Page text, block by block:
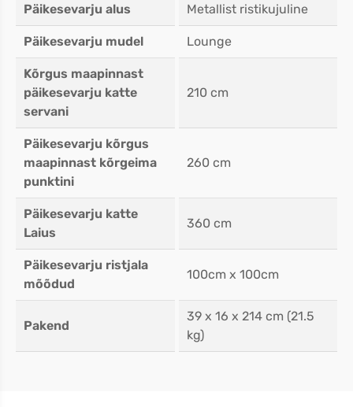
Päikesevarju alus Metallist ristikujuline
Päikesevarju mudel Lounge
Kõrgus maapinnast
päikesevarju katte
servani
210 cm
Päikesevarju kõrgus
maapinnast kõrgeima
punktini
260 cm
Päikesevarju katte
Laius
360 cm
Päikesevarju ristjala
mõõdud
100cm x 100cm
Pakend
39 x 16 x 214 cm (21.5
kg)